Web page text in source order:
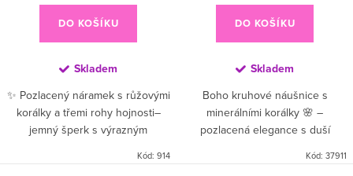
DO KOŠÍKU
Skladem
✨ Pozlacený náramek s růžovými
korálky a třemi rohy hojnosti–
jemný šperk s výrazným
Kód: 914
DO KOŠÍKU
Skladem
Boho kruhové náušnice s
minerálními korálky 🌸 –
pozlacená elegance s duší
Kód: 37911